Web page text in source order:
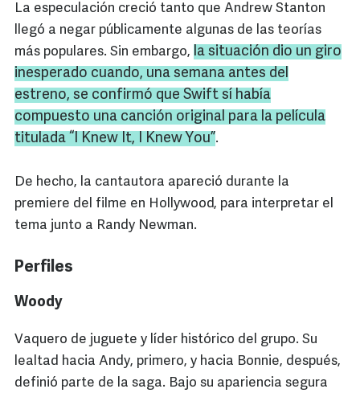
La especulación creció tanto que Andrew Stanton
llegó a negar públicamente algunas de las teorías
más populares. Sin embargo, la situación dio un giro
inesperado cuando, una semana antes del
estreno, se confirmó que Swift sí había
compuesto una canción original para la película
titulada “I Knew It, I Knew You”.
De hecho, la cantautora apareció durante la
premiere del filme en Hollywood, para interpretar el
tema junto a Randy Newman.
Perfiles
Woody
Vaquero de juguete y líder histórico del grupo. Su
lealtad hacia Andy, primero, y hacia Bonnie, después,
definió parte de la saga. Bajo su apariencia segura